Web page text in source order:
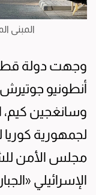
المبنى
وجهت دولة قطر،
أنطونيو
وسانغجين كيم،
لجمهورية
مجلس الأمن
الإسرائيلي